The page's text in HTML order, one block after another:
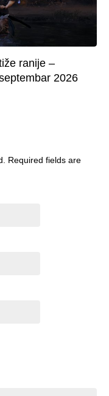
ranije –
2026
Required fields are